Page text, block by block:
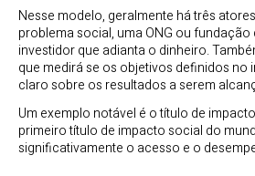
Nesse modelo, geralmente há três
problema social, uma ONG ou
investidor que adianta o dinheiro.
que medirá se os objetivos definidos
claro sobre os resultados a serem
Um exemplo notável é o título de
primeiro título de impacto social do
significativamente o acesso e o